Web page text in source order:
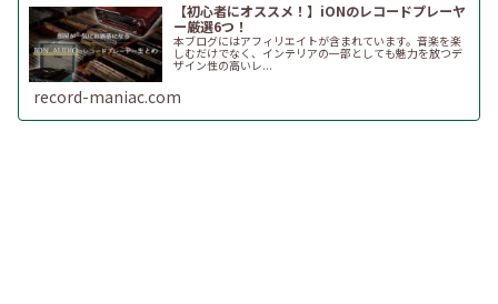
【初心者にオススメ！】iONのレコードプレーヤ
ー厳選6つ！
本ブログにはアフィリエイトが含まれています。音楽を楽
しむだけでなく、インテリアの一部としても魅力を放つデ
ザイン性の高いレ...
record-maniac.com